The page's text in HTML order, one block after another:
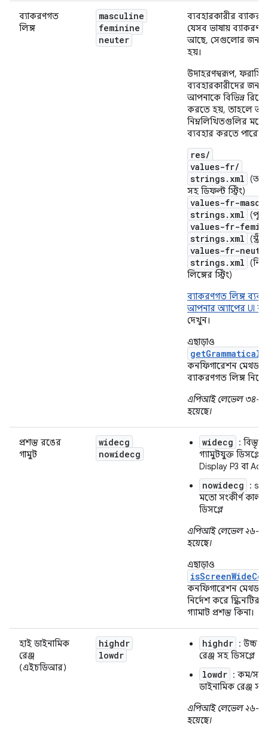
ব্যাকরণগত
লিঙ্গ
masculine
feminine
neuter
ব্যবহারকারীর
যেসব ভাষায়
আছে, সেগুলোর জন্য
হয়।
উদাহরণস্বরূপ,
ব্যবহারকারীদের জন্য
আপনাকে বিভিন্ন
করতে হয়, তাহলে
নিম্নলিখিতগুলির মতো
ব্যবহার করতে পারেন:
res/
values-fr/
strings.xml
সহ ডিফল্ট স্ট্রিং)
values-fr-
strings.xml
values-fr-
strings.xml
values-fr-
strings.xml
লিঙ্গের স্ট্রিং)
ব্যাকরণগত লিঙ্গ
আপনার অ্যাপের UI
দেখুন।
এছাড়াও
কনফিগারেশন মেথডটি
ব্যাকরণগত লিঙ্গ
এপিআই লেভেল ৩৪-এ
হয়েছে।
প্রশস্ত রঙের
গামুট
widecg
nowidecg
widecg
:
গ্যামুটযুক্ত ডিসপ্লে,
Display P3 বা
nowidecg
:
মতো সংকীর্ণ
ডিসপ্লে
এপিআই লেভেল ২৬-এ
হয়েছে।
এছাড়াও
কনফিগারেশন মেথডটি
নির্দেশ করে স্ক্রিনটির
গ্যামাট প্রশস্ত কিনা।
হাই ডাইনামিক
রেঞ্জ
(এইচডিআর)
highdr
lowdr
highdr : উচ্চ
রেঞ্জ সহ ডিসপ্লে
lowdr : কম/
ডাইনামিক রেঞ্জ সহ
এপিআই লেভেল ২৬-এ
হয়েছে।